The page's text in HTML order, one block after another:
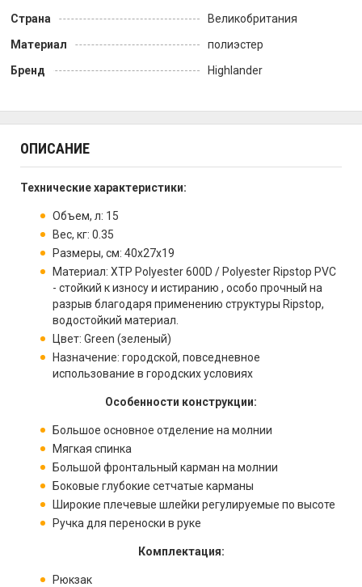
Страна
Великобритания
Материал
полиэстер
Бренд
Highlander
ОПИСАНИЕ
Технические характеристики:
Объем, л: 15
Вес, кг: 0.35
Размеры, см: 40х27х19
Материал: XTP Polyester 600D / Polyester Ripstop PVC
- стойкий к износу и истиранию , особо прочный на
разрыв благодаря применению структуры Ripstop,
водостойкий материал.
Цвет: Green (зеленый)
Назначение: городской, повседневное
использование в городских условиях
Особенности конструкции:
Большое основное отделение на молнии
Мягкая спинка
Большой фронтальный карман на молнии
Боковые глубокие сетчатые карманы
Широкие плечевые шлейки регулируемые по высоте
Ручка для переноски в руке
Комплектация:
Рюкзак